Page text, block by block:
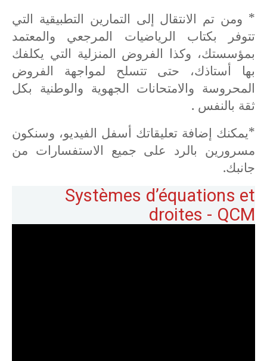
* ومن تم الانتقال إلى التمارين التطبيقية التي
تتوفر بكتاب الرياضيات المرجعي والمعتمد
بمؤسستك، وكذا الفروض المنزلية التي يكلفك
بها أستاذك، حتى تتسلح لمواجهة الفروض
المحروسة والامتحانات الجهوية والوطنية بكل
ثقة بالنفس .
*يمكنك إضافة تعليقاتك أسفل الفيديو، وسنكون
مسرورين بالرد على جميع الاستفسارات من
جانبك.
Systèmes d’équations et
droites - QCM